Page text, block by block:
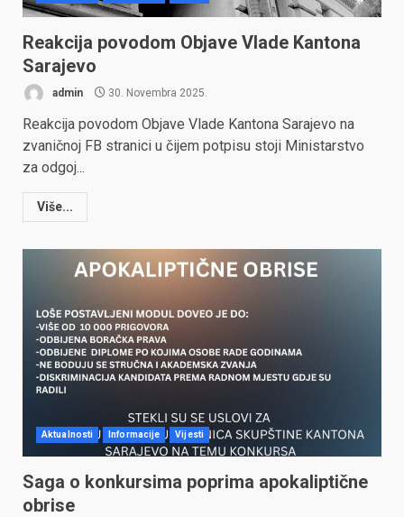
Reakcija povodom Objave Vlade Kantona
Sarajevo
admin 30. Novembra 2025.
Reakcija povodom Objave Vlade Kantona Sarajevo na
zvaničnoj FB stranici u čijem potpisu stoji Ministarstvo
za odgoj...
Više...
Aktualnosti Informacije Vijesti
Saga o konkursima poprima apokaliptične
obrise